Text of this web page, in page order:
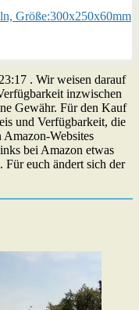
Größe:300x250x60mm
. Wir weisen darauf
inzwischen
Gewähr. Für den Kauf
und Verfügbarkeit, die
Websites
bei Amazon etwas
euch ändert sich der